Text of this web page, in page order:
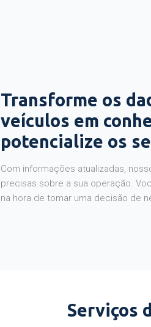
Transforme os
veículos em
potencialize os
Com informações atualizadas,
precisas sobre a sua operação.
na hora de tomar uma decisão de
Serviços